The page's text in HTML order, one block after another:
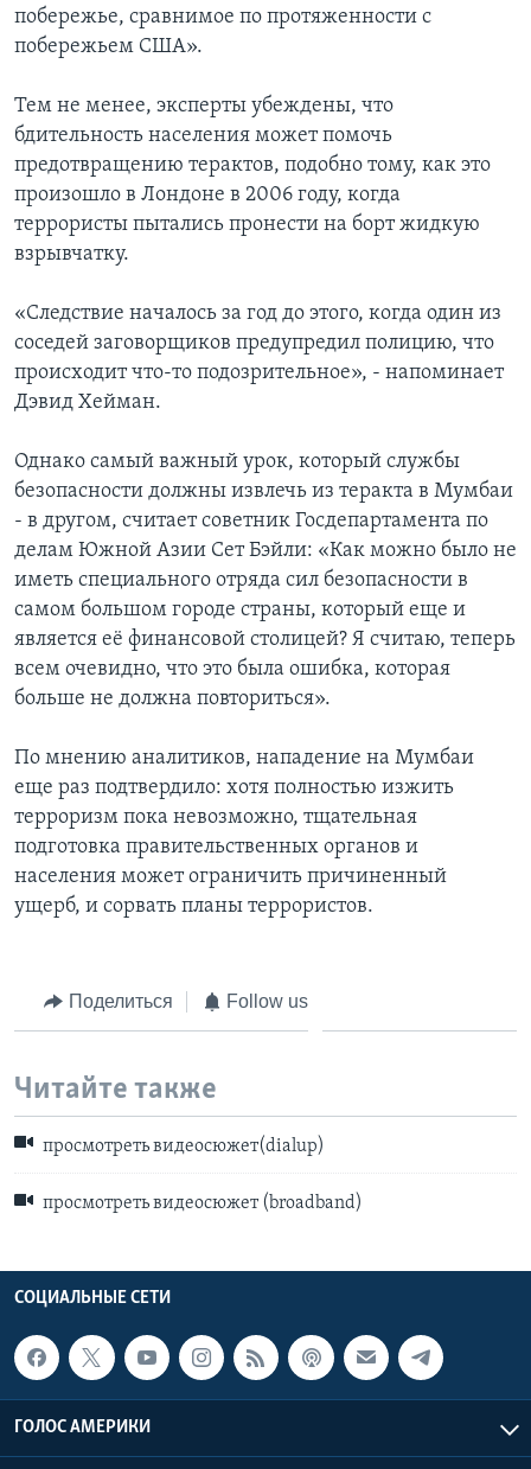
побережье, сравнимое по протяженности с
побережьем США».
Тем не менее, эксперты убеждены, что
бдительность населения может помочь
предотвращению терактов, подобно тому, как это
произошло в Лондоне в 2006 году, когда
террористы пытались пронести на борт жидкую
взрывчатку.
«Следствие началось за год до этого, когда один из
соседей заговорщиков предупредил полицию, что
происходит что-то подозрительное», - напоминает
Дэвид Хейман.
Однако самый важный урок, который службы
безопасности должны извлечь из теракта в Мумбаи
- в другом, считает советник Госдепартамента по
делам Южной Азии Сет Бэйли: «Как можно было не
иметь специального отряда сил безопасности в
самом большом городе страны, который еще и
является её финансовой столицей? Я считаю, теперь
всем очевидно, что это была ошибка, которая
больше не должна повториться».
По мнению аналитиков, нападение на Мумбаи
еще раз подтвердило: хотя полностью изжить
терроризм пока невозможно, тщательная
подготовка правительственных органов и
населения может ограничить причиненный
ущерб, и сорвать планы террористов.
Поделиться Follow us
Читайте также
просмотреть видеосюжет(dialup)
просмотреть видеосюжет (broadband)
СОЦИАЛЬНЫЕ СЕТИ
ГОЛОС АМЕРИКИ